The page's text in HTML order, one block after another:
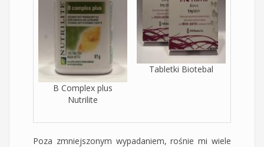
B Complex plus
Nutrilite
Tabletki Biotebal
Poza zmniejszonym wypadaniem, rośnie mi wiele